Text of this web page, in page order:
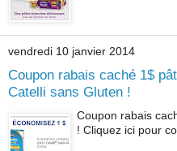
vendredi 10 janvier 2014
Coupon rabais caché 1$
Catelli sans Gluten !
Coupon rabais
! Cliquez ici pour